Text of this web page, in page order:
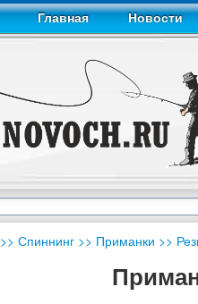
Главная Новости
>> Спиннинг>> Приманки >>